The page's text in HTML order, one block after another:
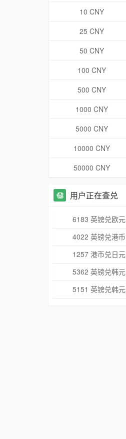
10 CNY
25 CNY
50 CNY
100 CNY
500 CNY
1000 CNY
5000 CNY
10000 CNY
50000 CNY
用户正在查兑
6183 英镑兑欧元
4022 英镑兑港币
1257 港币兑日元
5362 英镑兑韩元
5151 英镑兑韩元